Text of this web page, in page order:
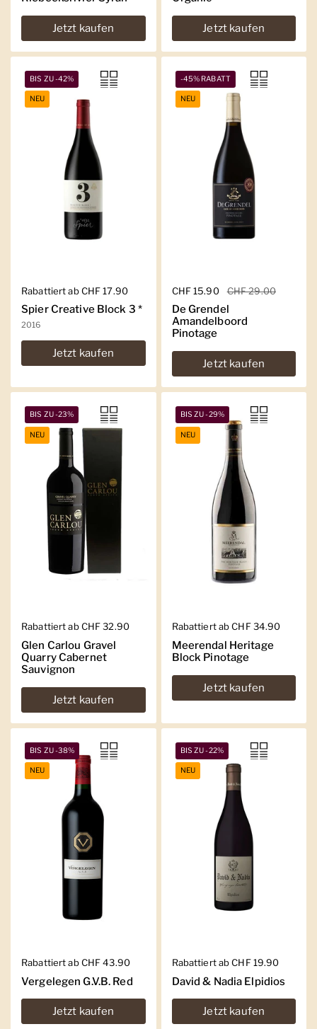
Jetzt kaufen Jetzt kaufen
Regulärer Preis
Rabattiert ab CHF 17.90
Spier Creative Block 3 *
2016
Jetzt kaufen
BIS ZU -42%
NEU
Regulärer Preis
CHF 15.90 Sale-Preis
CHF 29.00
De Grendel
Amandelboord
Pinotage
Jetzt kaufen
-45% RABATT
NEU
Regulärer Preis
Rabattiert ab CHF 32.90
Glen Carlou Gravel
Quarry Cabernet
Sauvignon
Jetzt kaufen
BIS ZU -23%
NEU
Regulärer Preis
Rabattiert ab CHF 34.90
Meerendal Heritage
Block Pinotage
Jetzt kaufen
BIS ZU -29%
NEU
Regulärer Preis
Rabattiert ab CHF 43.90
Vergelegen G.V.B. Red
Jetzt kaufen
BIS ZU -38%
NEU
Regulärer Preis
Rabattiert ab CHF 19.90
David & Nadia Elpidios
Jetzt kaufen
BIS ZU -22%
NEU